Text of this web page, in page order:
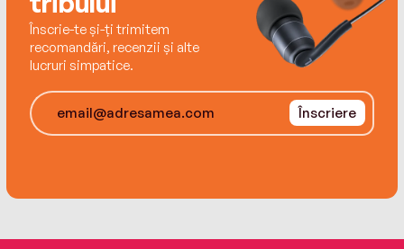
Înscrie-te și-ți trimitem
recomandări, recenzii și alte
lucruri simpatice.
Înscriere